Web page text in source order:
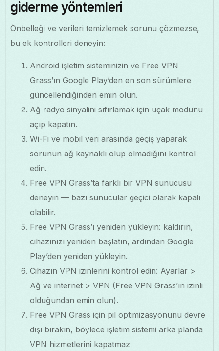
giderme yöntemleri
Önbelleği ve verileri temizlemek sorunu çözmezse,
bu ek kontrolleri deneyin:
Android işletim sisteminizin ve Free VPN
Grass’ın Google Play’den en son sürümlere
güncellendiğinden emin olun.
Ağ radyo sinyalini sıfırlamak için uçak modunu
açıp kapatın.
Wi-Fi ve mobil veri arasında geçiş yaparak
sorunun ağ kaynaklı olup olmadığını kontrol
edin.
Free VPN Grass’ta farklı bir VPN sunucusu
deneyin — bazı sunucular geçici olarak kapalı
olabilir.
Free VPN Grass’ı yeniden yükleyin: kaldırın,
cihazınızı yeniden başlatın, ardından Google
Play’den yeniden yükleyin.
Cihazın VPN izinlerini kontrol edin: Ayarlar >
Ağ ve internet > VPN (Free VPN Grass’ın izinli
olduğundan emin olun).
Free VPN Grass için pil optimizasyonunu devre
dışı bırakın, böylece işletim sistemi arka planda
VPN hizmetlerini kapatmaz.